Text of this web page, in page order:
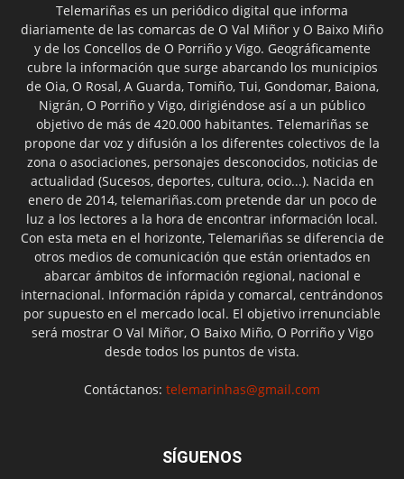
Telemariñas es un periódico digital que informa
diariamente de las comarcas de O Val Miñor y O Baixo Miño
y de los Concellos de O Porriño y Vigo. Geográficamente
cubre la información que surge abarcando los municipios
de Oia, O Rosal, A Guarda, Tomiño, Tui, Gondomar, Baiona,
Nigrán, O Porriño y Vigo, dirigiéndose así a un público
objetivo de más de 420.000 habitantes. Telemariñas se
propone dar voz y difusión a los diferentes colectivos de la
zona o asociaciones, personajes desconocidos, noticias de
actualidad (Sucesos, deportes, cultura, ocio...). Nacida en
enero de 2014, telemariñas.com pretende dar un poco de
luz a los lectores a la hora de encontrar información local.
Con esta meta en el horizonte, Telemariñas se diferencia de
otros medios de comunicación que están orientados en
abarcar ámbitos de información regional, nacional e
internacional. Información rápida y comarcal, centrándonos
por supuesto en el mercado local. El objetivo irrenunciable
será mostrar O Val Miñor, O Baixo Miño, O Porriño y Vigo
desde todos los puntos de vista.
Contáctanos: telemarinhas@gmail.com
SÍGUENOS